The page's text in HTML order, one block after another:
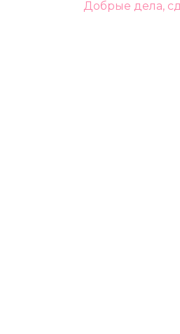
Добрые дела,